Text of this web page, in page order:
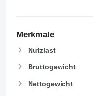
Merkmale
Nutzlast
Bruttogewicht
Nettogewicht